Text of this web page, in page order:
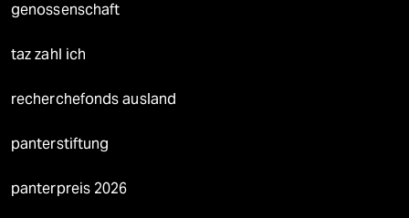
genossenschaft
taz zahl ich
recherchefonds ausland
panterstiftung
panterpreis 2026